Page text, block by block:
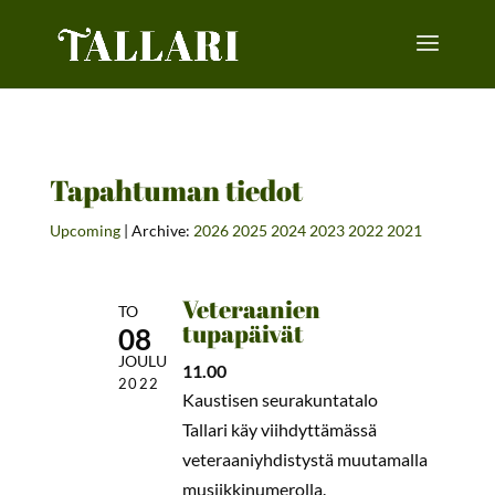
Tapahtuman tiedot
Upcoming| Archive: 2026 2025 2024 2023 2022 2021
TO
08
JOULU
2022
Veteraanien
tupapäivät
11.00
Kaustisen seurakuntatalo
Tallari käy viihdyttämässä
veteraaniyhdistystä muutamalla
musiikkinumerolla.